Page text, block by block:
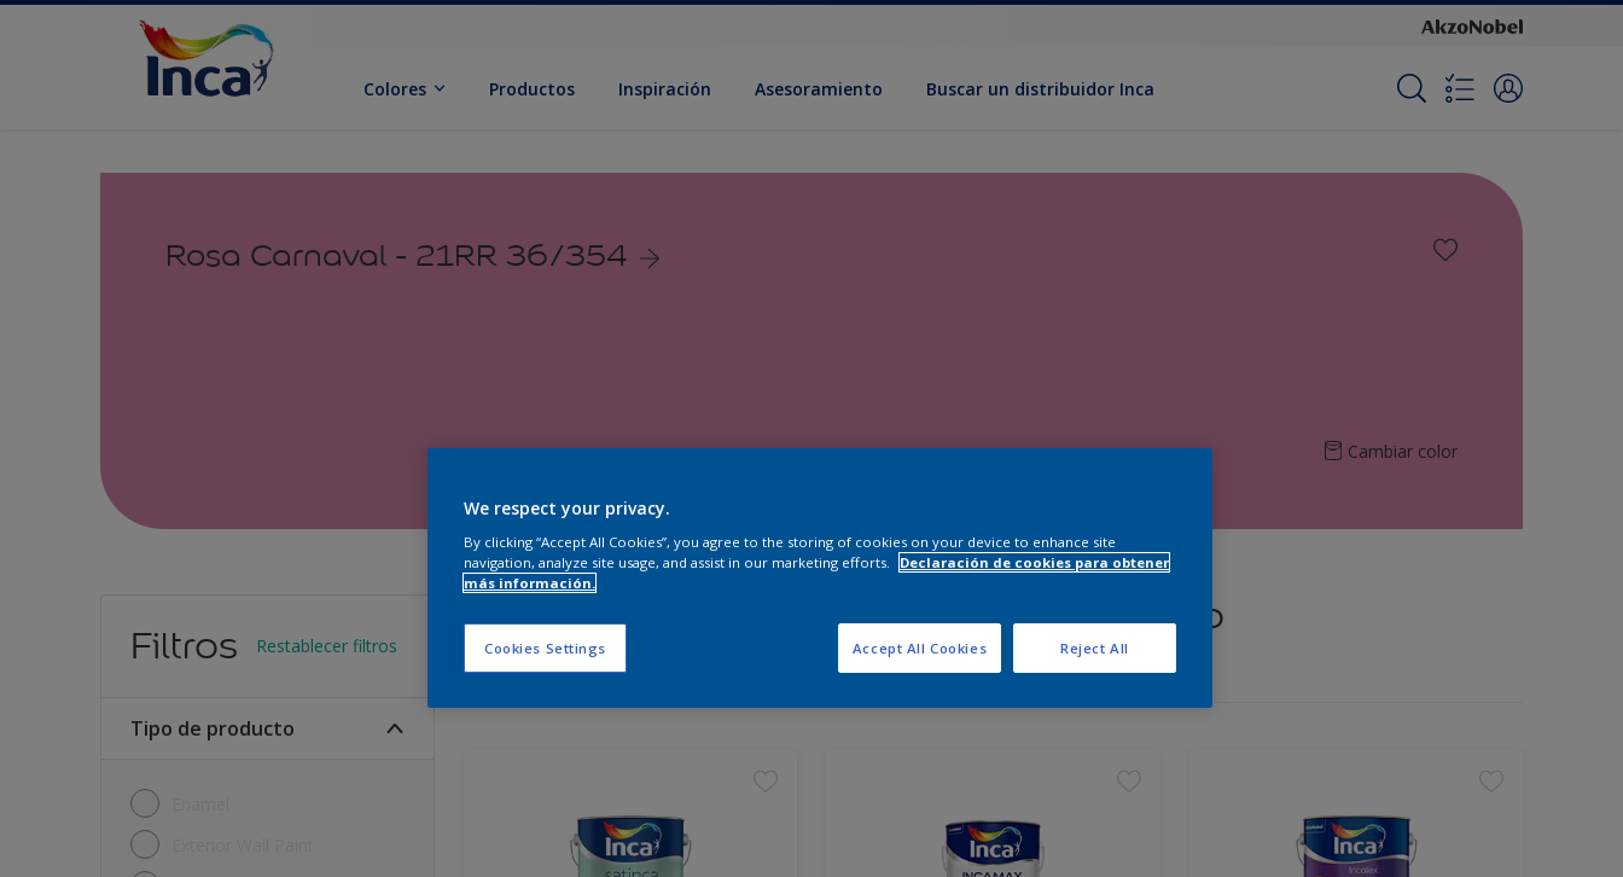
Colores Productos Inspiración Asesoramiento Buscar un distribuidor Inca
Rosa Carnaval - 21RR 36/354
Cambiar color
Filtros Restablecer filtros
Tipo de producto
Encuentra los productos para tu proyecto
11Productos encontrados
We respect your privacy.
By clicking “Accept All Cookies”, you agree to the storing of cookies on your device to enhance site
navigation, analyze site usage, and assist in our marketing efforts.
Declaración de cookies para obtener
más información.
Cookies Settings Reject All
Accept All Cookies